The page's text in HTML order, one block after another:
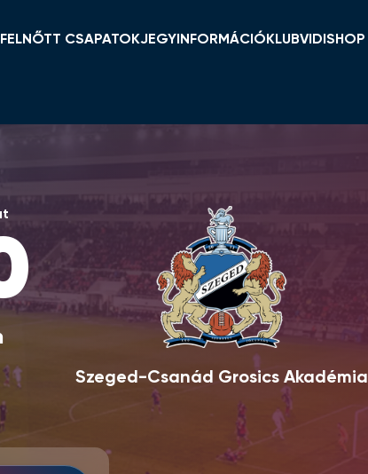
FELNŐTT CSAPATOK
VIDEOTON FC FEHÉRVÁR
NŐI NB I
JEGYINFORMÁCIÓ KLUB
TÁMOGATÓK
VIDISHOP
Szeged-Csanád Grosics Akadémia